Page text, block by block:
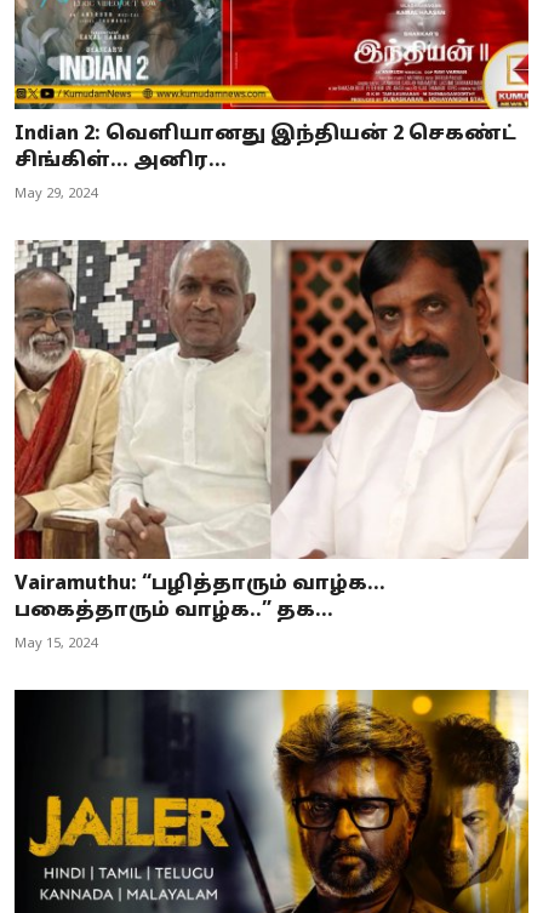
Indian 2: வெளியானது இந்தியன் 2 செகண்ட்
சிங்கிள்... அனிர...
May 29, 2024
Vairamuthu: “பழித்தாரும் வாழ்க…
பகைத்தாரும் வாழ்க..” தக...
May 15, 2024